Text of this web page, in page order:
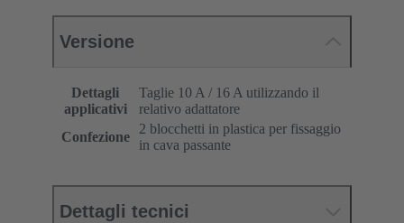
Versione
Dettagli
applicativi
Taglie 10 A / 16 A utilizzando il
relativo adattatore
Confezione
2 blocchetti in plastica per fissaggio
in cava passante
Dettagli tecnici